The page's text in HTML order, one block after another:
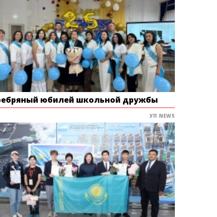
юбилей школьной дружбы
УП NEWS